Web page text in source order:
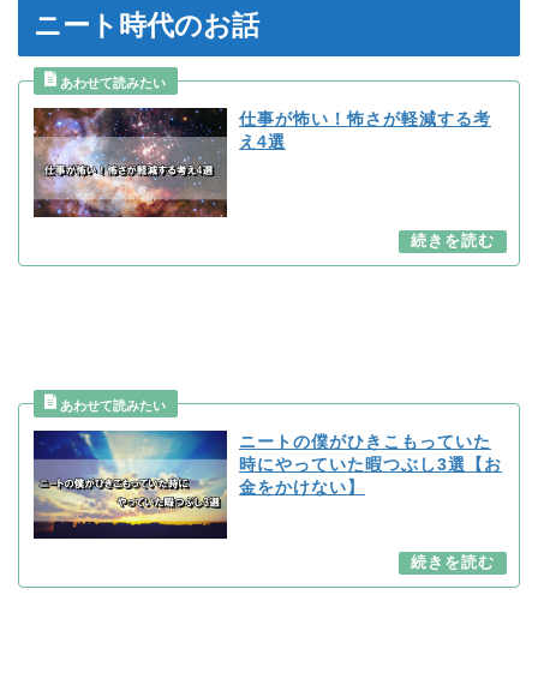
ニート時代のお話
仕事が怖い！怖さが軽減する考
え4選
ニートの僕がひきこもっていた
時にやっていた暇つぶし3選【お
金をかけない】